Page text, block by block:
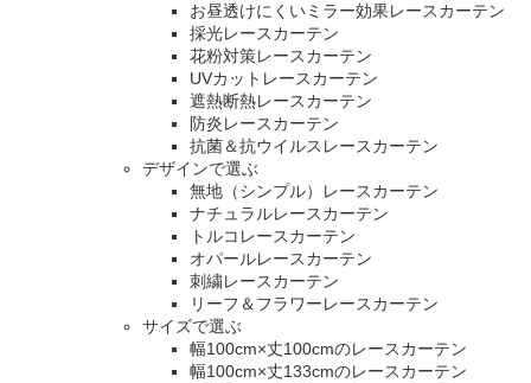
お昼透けにくいミラー効果レースカーテン
採光レースカーテン
花粉対策レースカーテン
UVカットレースカーテン
遮熱断熱レースカーテン
防炎レースカーテン
抗菌＆抗ウイルスレースカーテン
デザインで選ぶ
無地（シンプル）レースカーテン
ナチュラルレースカーテン
トルコレースカーテン
オパールレースカーテン
刺繍レースカーテン
リーフ＆フラワーレースカーテン
サイズで選ぶ
幅100cm×丈100cmのレースカーテン
幅100cm×丈133cmのレースカーテン